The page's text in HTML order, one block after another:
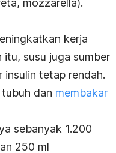
mozzarella).
kerja
susu juga sumber
tetap rendah.
dan membakar
sebanyak 1.200
250 ml